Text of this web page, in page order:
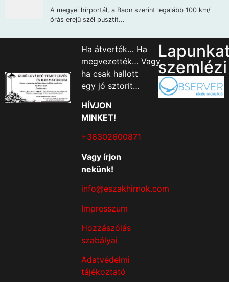
Ha átverték… Ha
megvezették… Vagy
ha csak hallott
egy jó sztorit…
HÍVJON
MINKET!
+36302600871
Vagy írjon
nekünk!
info@eszakhirnok.com
Impresszum
Hozzászólás
szabályai
Adatvédelmi
tájékoztató
szemlézi